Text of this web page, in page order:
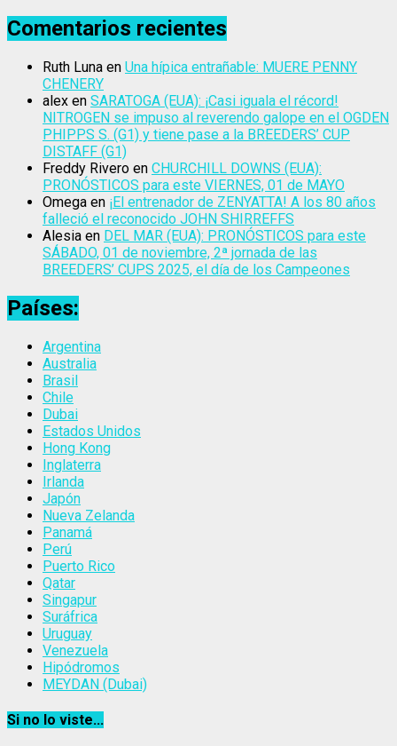
Comentarios recientes
Ruth Luna en Una hípica entrañable: MUERE PENNY
CHENERY
alex en SARATOGA (EUA): ¡Casi iguala el récord!
NITROGEN se impuso al reverendo galope en el OGDEN
PHIPPS S. (G1) y tiene pase a la BREEDERS’ CUP
DISTAFF (G1)
Freddy Rivero en CHURCHILL DOWNS (EUA):
PRONÓSTICOS para este VIERNES, 01 de MAYO
Omega en ¡El entrenador de ZENYATTA! A los 80 años
falleció el reconocido JOHN SHIRREFFS
Alesia en DEL MAR (EUA): PRONÓSTICOS para este
SÁBADO, 01 de noviembre, 2ª jornada de las
BREEDERS’ CUPS 2025, el día de los Campeones
Países:
Argentina
Australia
Brasil
Chile
Dubai
Estados Unidos
Hong Kong
Inglaterra
Irlanda
Japón
Nueva Zelanda
Panamá
Perú
Puerto Rico
Qatar
Singapur
Suráfrica
Uruguay
Venezuela
Hipódromos
MEYDAN (Dubai)
Si no lo viste...